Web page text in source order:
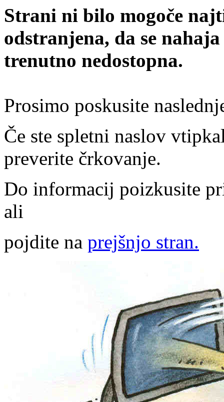
Strani ni bilo mogoče
odstranjena, da se
trenutno nedostopna.
Prosimo poskusite
Če ste spletni naslov
preverite črkovanje.
Do informacij poizkusite
ali
pojdite na prejšnjo stran.